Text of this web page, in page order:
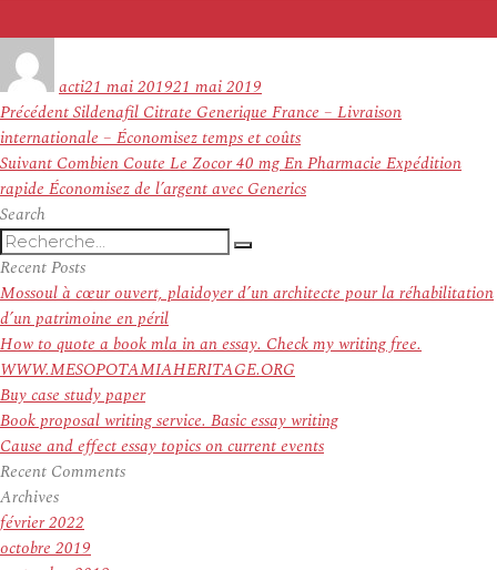
actile
21 mai 201921 mai 2019
Navigation
de
l’article
PrécédentArticle
précédent :
Sildenafil Citrate Generique France – Livraison
internationale – Économisez temps et coûts
Suivant Article
suivant :
Combien Coute Le Zocor 40 mg En Pharmacie Expédition
rapide Économisez de l’argent avec Generics
Search
Recherche
pour
:
Recherche
Recent Posts
Mossoul à cœur ouvert, plaidoyer d’un architecte pour la réhabilitation
d’un patrimoine en péril
How to quote a book mla in an essay. Check my writing free.
WWW.MESOPOTAMIAHERITAGE.ORG
Buy case study paper
Book proposal writing service. Basic essay writing
Cause and effect essay topics on current events
Recent Comments
Archives
février 2022
octobre 2019